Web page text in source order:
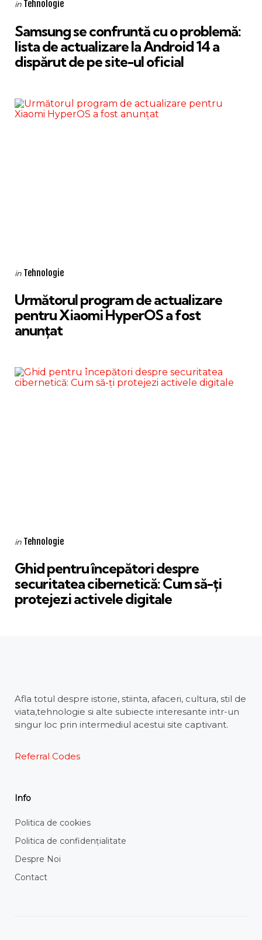
Posted
in Tehnologie
Samsung se confruntă cu o problemă:
lista de actualizare la Android 14 a
dispărut de pe site-ul oficial
Categories
Posted
in Tehnologie
Următorul program de actualizare
pentru Xiaomi HyperOS a fost
anunțat
Categories
Posted
in Tehnologie
Ghid pentru începători despre
securitatea cibernetică: Cum să-ți
protejezi activele digitale
Afla totul despre istorie, stiinta, afaceri, cultura, stil de
viata,tehnologie si alte subiecte interesante intr-un
singur loc prin intermediul acestui site captivant.
Referral Codes
Info
Politica de cookies
Politica de confidențialitate
Despre Noi
Contact